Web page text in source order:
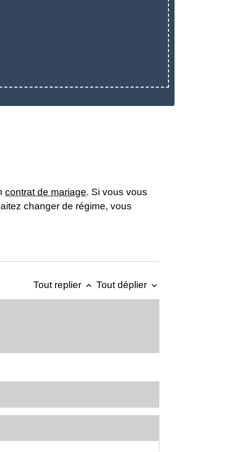
contrat de mariage. Si vous vous
changer de régime, vous
Tout replier keyboard_arrow_up Tout déplier keyboard_arrow_down